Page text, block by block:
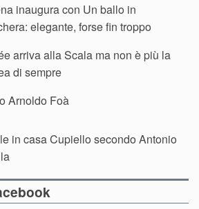
inaugura con Un ballo in
elegante, forse fin troppo
arriva alla Scala ma non è più la
di sempre
Arnoldo Foà
in casa Cupiello secondo Antonio